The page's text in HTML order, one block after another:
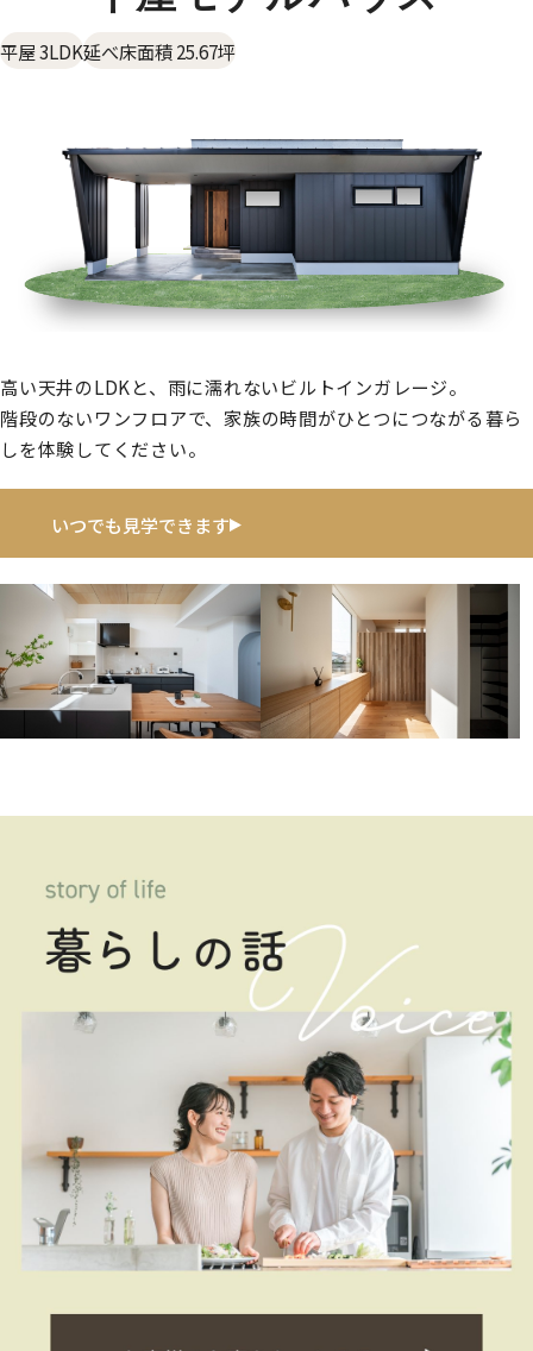
平屋 3LDK延べ床面積 25.67坪
高い天井のLDKと、雨に濡れないビルトインガレージ。
階段のないワンフロアで、家族の時間がひとつにつながる暮ら
しを体験してください。
いつでも見学できます